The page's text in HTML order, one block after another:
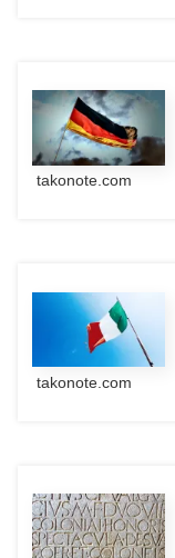
takonote.com
takonote.com